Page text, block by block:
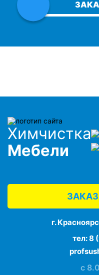
Химчистка
Мебели
г.
тел:8
с